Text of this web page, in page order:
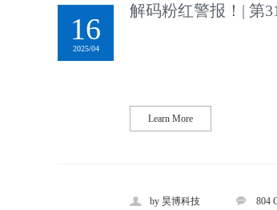
16
2025/04
解码粉红警报！| 第
Learn More
by 昊博科技 804